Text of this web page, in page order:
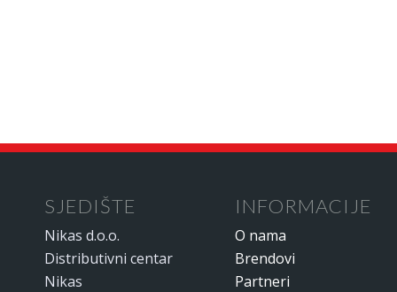
SJEDIŠTE
Nikas d.o.o.
Distributivni centar
Nikas
INFORMACIJE
O nama
Brendovi
Partneri